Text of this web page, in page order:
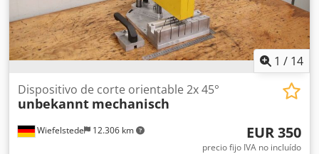
1 / 14
Wiefelstede 12.306 km
Dispositivo de corte orientable 2x 45°
unbekannt mechanisch
EUR 350
precio fijo IVA no incluído